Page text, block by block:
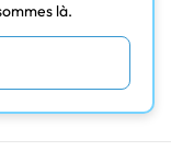
là.